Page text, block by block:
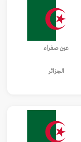
عين صفراء
الجزائر